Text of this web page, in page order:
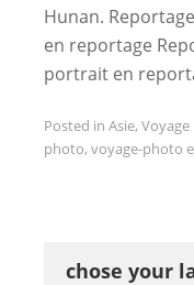
Hunan.
en reportage
portrait en
Posted in Asie,
photo, voyage-photo
chose your